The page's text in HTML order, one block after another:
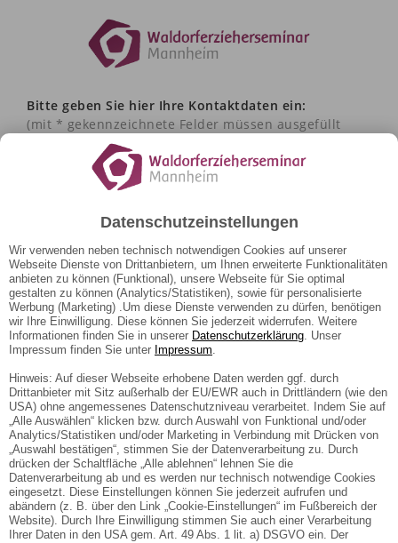
Bitte geben Sie hier Ihre Kontaktdaten ein:
(mit * gekennzeichnete Felder müssen ausgefüllt
Frau Divers
Vorname und Name*
Telefon*
Email-Adresse*
Straße
PLZ, Ort
Datenschutzeinstellungen
Wir verwenden neben technisch notwendigen Cookies auf unserer
Webseite Dienste von Drittanbietern, um Ihnen erweiterte Funktionalitäten
anbieten zu können (Funktional), unsere Webseite für Sie optimal
gestalten zu können (Analytics/Statistiken), sowie für personalisierte
Werbung (Marketing) .Um diese Dienste verwenden zu dürfen, benötigen
wir Ihre Einwilligung. Diese können Sie jederzeit widerrufen. Weitere
Informationen finden Sie in unserer Datenschutzerklärung. Unser
Impressum finden Sie unter Impressum.
Hinweis: Auf dieser Webseite erhobene Daten werden ggf. durch
Drittanbieter mit Sitz außerhalb der EU/EWR auch in Drittländern (wie den
USA) ohne angemessenes Datenschutzniveau verarbeitet. Indem Sie auf
„Alle Auswählen“ klicken bzw. durch Auswahl von Funktional und/oder
Analytics/Statistiken und/oder Marketing in Verbindung mit Drücken von
„Auswahl bestätigen“, stimmen Sie der Datenverarbeitung zu. Durch
drücken der Schaltfläche „Alle ablehnen“ lehnen Sie die
Datenverarbeitung ab und es werden nur technisch notwendige Cookies
eingesetzt. Diese Einstellungen können Sie jederzeit aufrufen und
abändern (z. B. über den Link „Cookie-Einstellungen“ im Fußbereich der
Website). Durch Ihre Einwilligung stimmen Sie auch einer Verarbeitung
Ihrer Daten in den USA gem. Art. 49 Abs. 1 lit. a) DSGVO ein. Der